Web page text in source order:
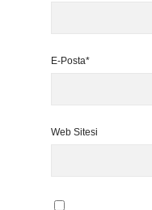
E-Posta*
Web Sitesi